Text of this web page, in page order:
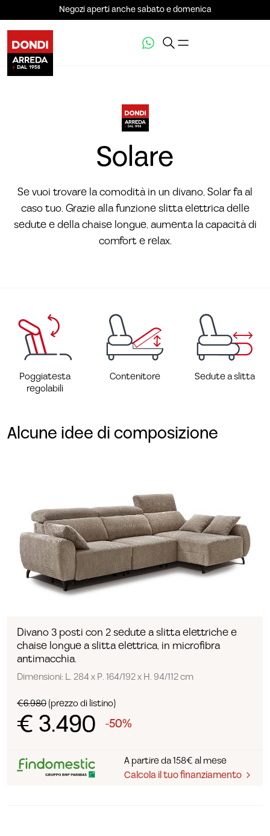
Negozi aperti anche sabato e domenica
VEDI LA GALLERIA (4)
Solare
Se vuoi trovare la comodità in un divano, Solar fa al
caso tuo. Grazie alla funzione slitta elettrica delle
sedute e della chaise longue, aumenta la capacità di
comfort e relax.
Poggiatesta
regolabili
Contenitore Sedute a slitta
Alcune idee di composizione
Divano 3 posti con 2 sedute a slitta elettriche e
chaise longue a slitta elettrica, in microfibra
antimacchia.
Dimensioni: L. 284 x P. 164/192 x H. 94/112 cm
€6.980(prezzo di listino)
€ 3.490 -50%
A partire da 158€ al mese
Calcola il tuo finanziamento